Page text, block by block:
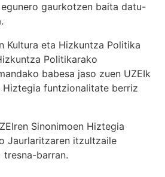
gaurkotzen baita datu-
Kultura eta Hizkuntza Politika
Politikarako
babesa jaso zuen UZEIk
Hiztegia funtzionalitate berriz
Sinonimoen Hiztegia
Jaurlaritzaren itzultzaile
tresna-barran.